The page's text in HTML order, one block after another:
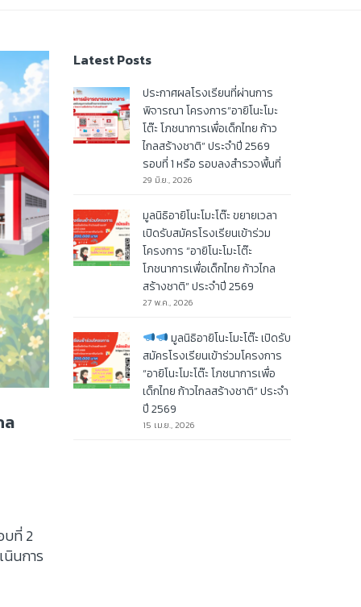
ล
บที่ 2
นการ
Latest Posts
ประกาศผลโรงเรียนที่ผ่านการ
พิจารณา โครงการ”อายิโนะโมะ
โต๊ะ โภชนาการเพื่อเด็กไทย ก้าว
ไกลสร้างชาติ” ประจำปี 2569
รอบที่ 1 หรือ รอบลงสำรวจพื้นที่
29 มิ.ย., 2026
มูลนิธิอายิโนะโมะโต๊ะ ขยายเวลา
เปิดรับสมัครโรงเรียนเข้าร่วม
โครงการ “อายิโนะโมะโต๊ะ
โภชนาการเพื่อเด็กไทย ก้าวไกล
สร้างชาติ” ประจำปี 2569
27 พ.ค., 2026
มูลนิธิอายิโนะโมะโต๊ะ เปิดรับ
สมัครโรงเรียนเข้าร่วมโครงการ
“อายิโนะโมะโต๊ะ โภชนาการเพื่อ
เด็กไทย ก้าวไกลสร้างชาติ” ประจำ
ปี 2569
15 เม.ย., 2026